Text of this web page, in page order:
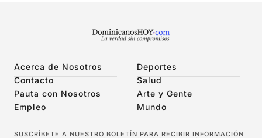
Acerca de Nosotros
Contacto
Pauta con Nosotros
Empleo
Deportes
Salud
Arte y Gente
Mundo
SUSCRÍBETE A NUESTRO BOLETÍN PARA RECIBIR INFORMACIÓN